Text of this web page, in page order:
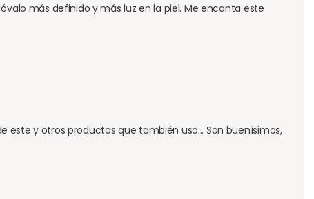
más definido y más luz en la piel. Me encanta este
este y otros productos que también uso... Son buenísimos,